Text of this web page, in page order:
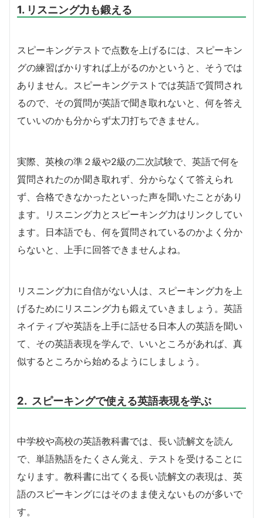
1. リスニング力も鍛える
スピーキングテストで点数を上げるには、スピーキン
グの練習ばかりすれば上がるのかというと、そうでは
ありません。スピーキングテストでは英語で質問され
るので、その質問が英語で聞き取れないと、何を答え
ていいのかも分からず太刀打ちできません。
実際、英検の準２級や2級の二次試験で、英語で何を
質問されたのか聞き取れず、分からなくて答えられ
ず、合格できなかったといった声を聞いたことがあり
ます。リスニング力とスピーキング力はリンクしてい
ます。日本語でも、何を質問されているのかよく分か
らないと、上手に回答できませんよね。
リスニング力に自信がない人は、スピーキング力を上
げるためにリスニング力も鍛えていきましょう。英語
ネイティブや英語を上手に話せる日本人の英語を聞い
て、その英語表現を学んで、いいところがあれば、真
似するところから始めるようにしましょう。
2. スピーキングで使える英語表現を学ぶ
中学校や高校の英語教科書では、長い読解文を読ん
で、単語熟語をたくさん覚え、テストを受けることに
なります。教科書に出てくる長い読解文の表現は、英
語のスピーキングにはそのまま使えないものが多いで
す。